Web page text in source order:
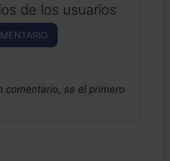
de los usuarios
comentario, se el primero